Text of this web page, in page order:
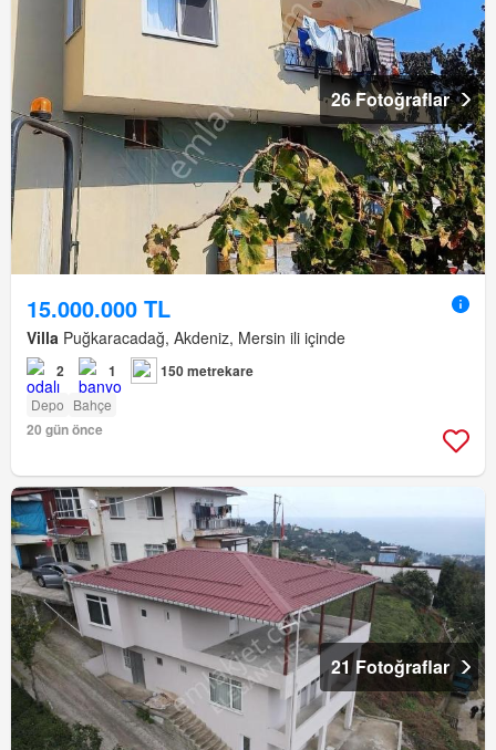
26 Fotoğraflar
15.000.000 TL
Villa Puğkaracadağ, Akdeniz, Mersin ili içinde
2 1 150 metrekare
Depo Bahçe
20 gün önce
21 Fotoğraflar